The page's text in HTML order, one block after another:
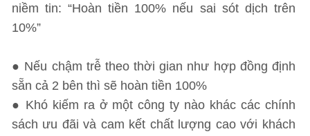
niềm tin: “Hoàn tiền 100% nếu sai sót dịch trên
10%”
● Nếu chậm trễ theo thời gian như hợp đồng định
sẵn cả 2 bên thì sẽ hoàn tiền 100%
● Khó kiếm ra ở một công ty nào khác các chính
sách ưu đãi và cam kết chất lượng cao với khách